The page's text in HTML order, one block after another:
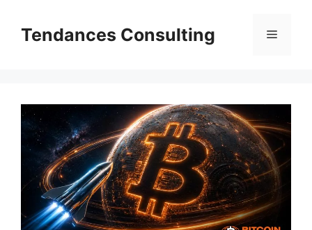
contenuTendances Consulting Menu